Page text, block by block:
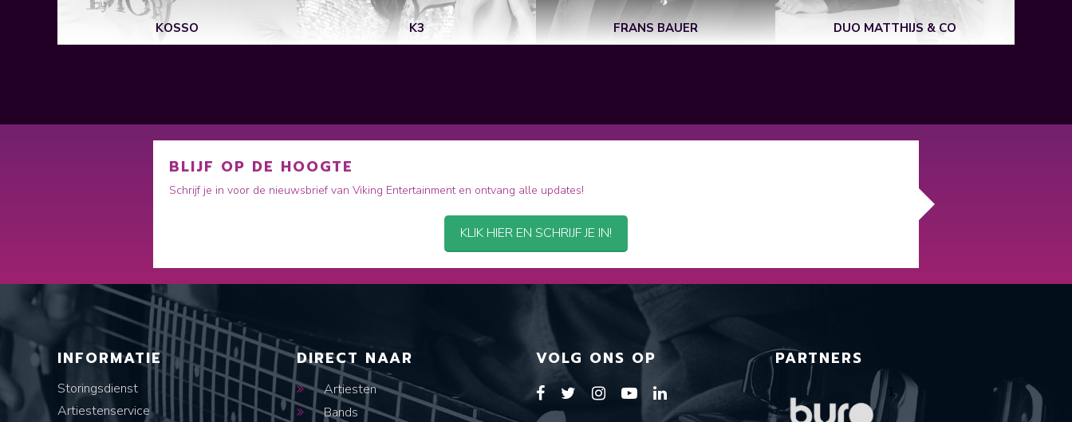
KOSSO K3 FRANS BAUER DUO MATTHIJS & CO
BLIJF OP DE HOOGTE
Schrijf je in voor de nieuwsbrief van Viking Entertainment en ontvang alle updates!
KLIK HIER EN SCHRIJF JE IN!
INFORMATIE
Storingsdienst
Artiestenservice
DIRECT NAAR
Artiesten
Bands
VOLG ONS OP PARTNERS
1